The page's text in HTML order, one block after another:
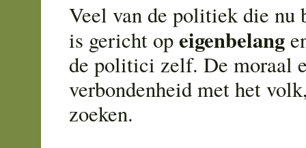
Veel van de politiek die nu
is gericht opeigenbelang
de politici zelf. De moraal
verbondenheid met het
zoeken.